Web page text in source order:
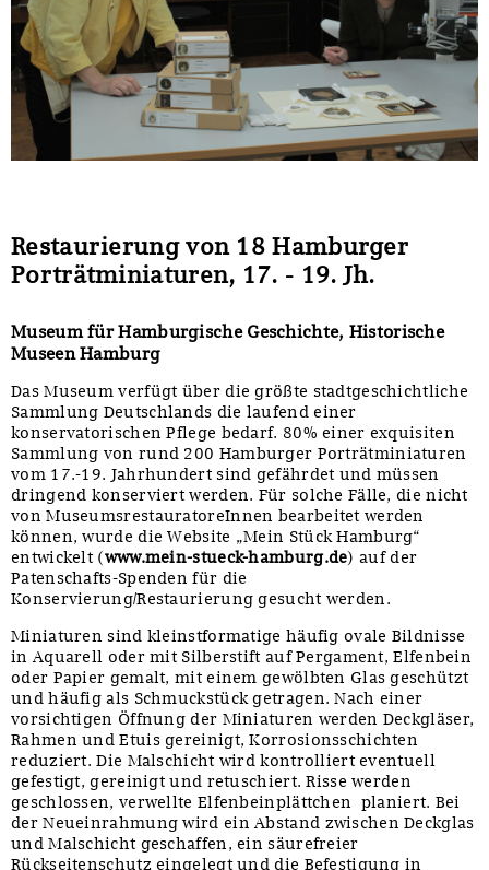
Restaurierung von 18 Hamburger
Porträtminiaturen, 17. - 19. Jh.
Museum für Hamburgische Geschichte, Historische
Museen Hamburg
Das Museum verfügt über die größte stadtgeschichtliche
Sammlung Deutschlands die laufend einer
konservatorischen Pflege bedarf. 80% einer exquisiten
Sammlung von rund 200 Hamburger Porträtminiaturen
vom 17.-19. Jahrhundert sind gefährdet und müssen
dringend konserviert werden. Für solche Fälle, die nicht
von MuseumsrestauratoreInnen bearbeitet werden
können, wurde die Website „Mein Stück Hamburg“
entwickelt (www.mein-stueck-hamburg.de) auf der
Patenschafts-Spenden für die
Konservierung/Restaurierung gesucht werden.
Miniaturen sind kleinstformatige häufig ovale Bildnisse
in Aquarell oder mit Silberstift auf Pergament, Elfenbein
oder Papier gemalt, mit einem gewölbten Glas geschützt
und häufig als Schmuckstück getragen. Nach einer
vorsichtigen Öffnung der Miniaturen werden Deckgläser,
Rahmen und Etuis gereinigt, Korrosionsschichten
reduziert. Die Malschicht wird kontrolliert eventuell
gefestigt, gereinigt und retuschiert. Risse werden
geschlossen, verwellte Elfenbeinplättchen planiert. Bei
der Neueinrahmung wird ein Abstand zwischen Deckglas
und Malschicht geschaffen, ein säurefreier
Rückseitenschutz eingelegt und die Befestigung in